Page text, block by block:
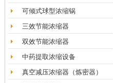
可倾式球型浓缩锅
三效节能浓缩器
双效节能浓缩器
中药提取浓缩设备
真空减压浓缩器（炼密器）